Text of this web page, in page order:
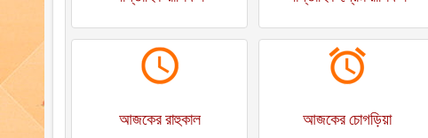
আজকের রাহুকাল আজকের চোগড়িয়া